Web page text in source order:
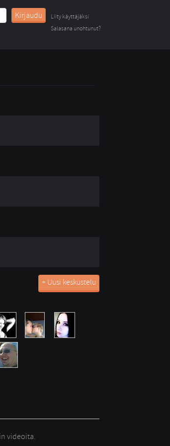
Kirjaudu
Liity käyttäjäksi
Salasana unohtunut?
+ Uusi keskustelu
videoita.